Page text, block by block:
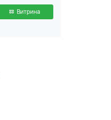
Витрина